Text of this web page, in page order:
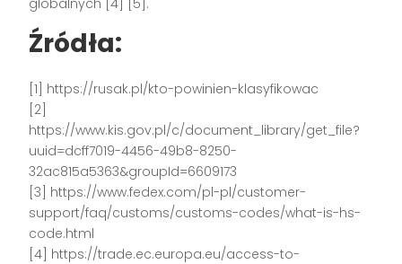
Źródła:
[1] https://rusak.pl/kto-powinien-klasyfikowac
[2]
https://www.kis.gov.pl/c/document_library/get_file?
uuid=dcff7019-4456-49b8-8250-
32ac815a5363&groupId=6609173
[3] https://www.fedex.com/pl-pl/customer-
support/faq/customs/customs-codes/what-is-hs-
code.html
[4] https://trade.ec.europa.eu/access-to-